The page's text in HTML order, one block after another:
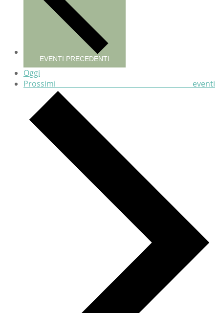
EVENTI PRECEDENTI
Oggi
Prossimi eventi